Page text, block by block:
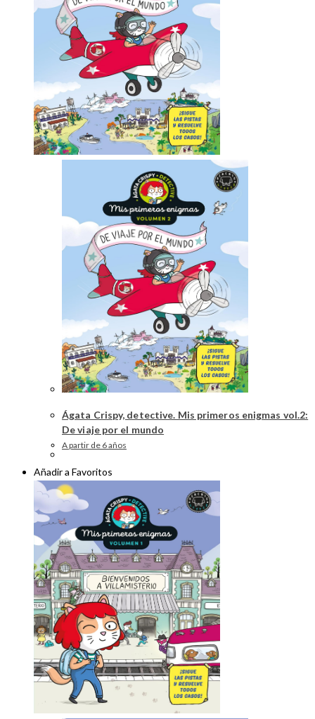
Ágata Crispy, detective. Mis primeros enigmas vol.2:
De viaje por el mundo
A partir de 6 años
Añadir a Favoritos